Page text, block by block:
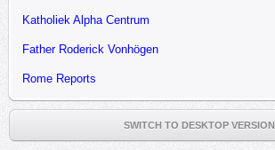
Katholiek Alpha Centrum
Father Roderick Vonhögen
Rome Reports
SWITCH TO DESKTOP VERSION